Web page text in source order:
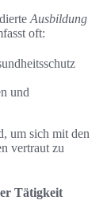
Ausbildung
oft:
und
um sich mit den
vertraut zu
Tätigkeit